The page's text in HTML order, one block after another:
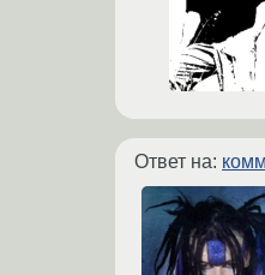
Ответ на: